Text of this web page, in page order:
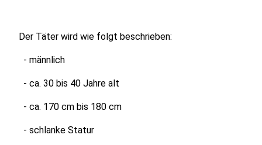
Der Täter wird wie folgt beschrieben:
- männlich
- ca. 30 bis 40 Jahre alt
- ca. 170 cm bis 180 cm
- schlanke Statur